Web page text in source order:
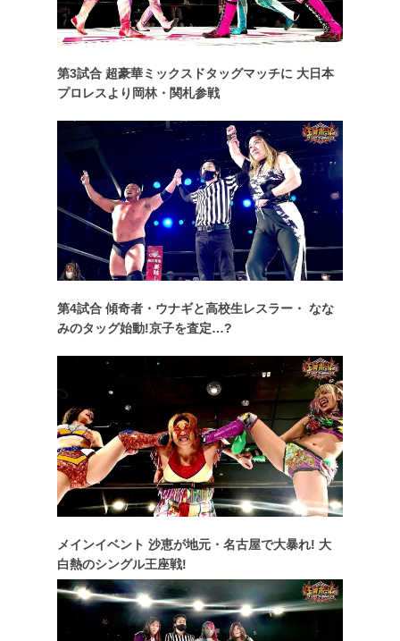
第3試合 超豪華ミックスドタッグマッチに 大日本
プロレスより岡林・関札参戦
第4試合 傾奇者・ウナギと高校生レスラー・ なな
みのタッグ始動!京子を査定…?
メインイベント 沙恵が地元・名古屋で大暴れ! 大
白熱のシングル王座戦!